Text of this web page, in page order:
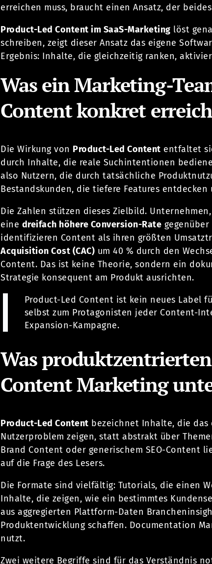
erreichen muss, braucht einen Ansatz, der
Product-Led Content im SaaS-Marketing löst
schreiben, zeigt dieser Ansatz das eigene
Ergebnis: Inhalte, die gleichzeitig ranken,
Was ein Marketing-
Content konkret
Die Wirkung von Product-Led Content entfaltet
durch Inhalte, die reale Suchintentionen
also Nutzern, die durch tatsächliche
Bestandskunden, die tiefere Features
Die Zahlen stützen dieses Zielbild.
eine dreifach höhere Conversion-Rate gegenüber
identifizieren Content als ihren größten
Acquisition Cost (CAC) um 40 % durch den
Content. Das ist keine Theorie, sondern ein
Strategie konsequent am Produkt ausrichten.
Product-Led Content ist kein neues Label
selbst zum Protagonisten jeder Content-
Expansion-Kampagne.
Was
Content Marketing
Product-Led Content bezeichnet Inhalte, die das
Nutzerproblem zeigen, statt abstrakt über
Brand Content oder generischem SEO-Content
auf die Frage des Lesers.
Die Formate sind vielfältig: Tutorials, die einen
Inhalte, die zeigen, wie ein bestimmtes
aus aggregierten Plattform-Daten
Produktentwicklung schaffen. Documentation
nutzt.
Zwei weitere Begriffe sind für das Verständnis